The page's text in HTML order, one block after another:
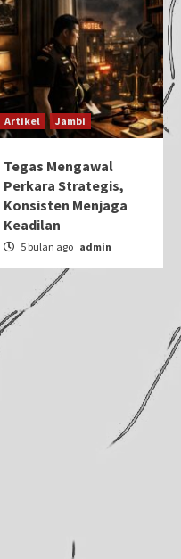
Artikel Jambi
Tegas Mengawal
Perkara Strategis,
Konsisten Menjaga
Keadilan
5 bulan ago admin